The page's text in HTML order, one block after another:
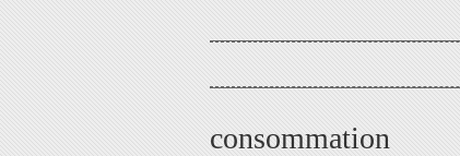
consommation